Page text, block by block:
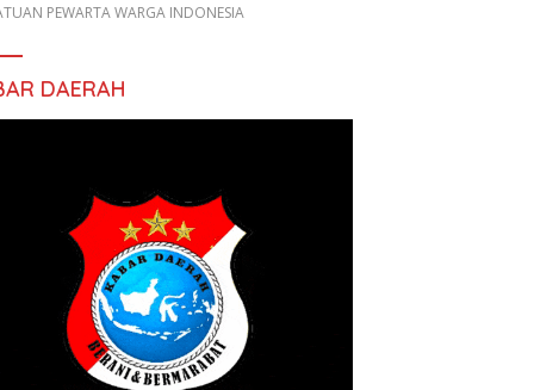
PEWARTA WARGA INDONESIA
DAERAH